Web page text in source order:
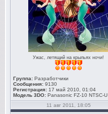
Ужас, летящий на крыльях ночи!
Группа: Разработчики
Сообщения: 9130
Регистрация: 17 май 2010, 01:04
Модель 3DO: Panasonic FZ-10 NTSC-U
11 авг 2011, 18:05